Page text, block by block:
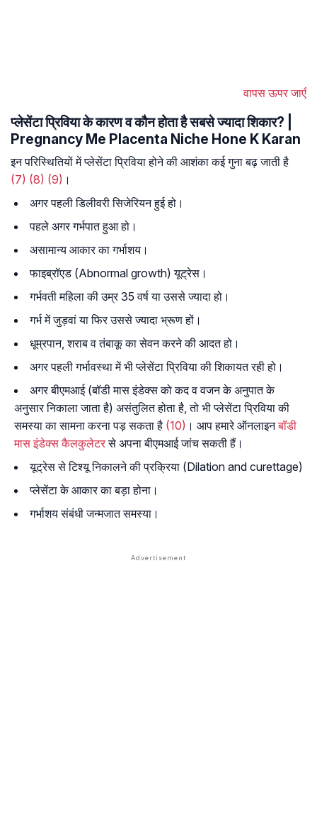
वापस ऊपर जाएँ
प्लेसेंटा प्रिविया के कारण व कौन होता है सबसे ज्यादा शिकार? |
Pregnancy Me Placenta Niche Hone K Karan
इन परिस्थितियों में प्लेसेंटा प्रिविया होने की आशंका कई गुना बढ़ जाती है
(7) (8) (9) ।
अगर पहली डिलीवरी सिजेरियन हुई हो।
पहले अगर गर्भपात हुआ हो।
असामान्य आकार का गर्भाशय।
फाइब्रॉएड (Abnormal growth) यूट्रेस।
गर्भवती महिला की उम्र 35 वर्ष या उससे ज्यादा हो।
गर्भ में जुड़वां या फिर उससे ज्यादा भ्रूण हों।
धूम्रपान, शराब व तंबाकू का सेवन करने की आदत हो।
अगर पहली गर्भावस्था में भी प्लेसेंटा प्रिविया की शिकायत रही हो।
अगर बीएमआई (बॉडी मास इंडेक्स को कद व वजन के अनुपात के
अनुसार निकाला जाता है) असंतुलित होता है, तो भी प्लेसेंटा प्रिविया की
समस्या का सामना करना पड़ सकता है (10) । आप हमारे ऑनलाइनबॉडी
मास इंडेक्स कैलकुलेटरसे अपना बीएमआई जांच सकती हैं।
यूट्रेस से टिश्यू निकालने की प्रक्रिया (Dilation and curettage)
प्लेसेंटा के आकार का बड़ा होना।
गर्भाशय संबंधी जन्मजात समस्या।